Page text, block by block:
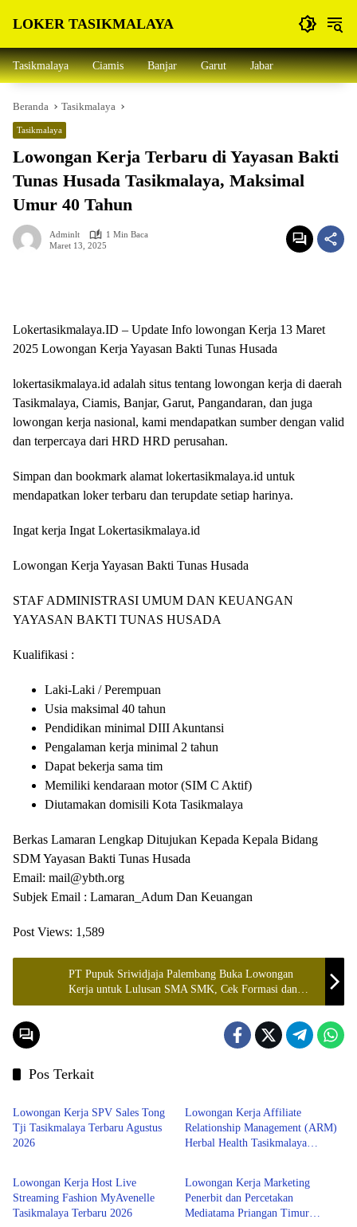
LOKER TASIKMALAYA
Lowongan
Kerja
dan
Sekitarna
Tasikmalaya Ciamis Banjar Garut Jabar
Beranda Tasikmalaya
Tasikmalaya
Lowongan Kerja Terbaru di Yayasan Bakti
Tunas Husada Tasikmalaya, Maksimal
Umur 40 Tahun
Adminlt
1 Min Baca
Maret 13, 2025
Lokertasikmalaya.ID – Update Info lowongan Kerja 13 Maret
2025 Lowongan Kerja Yayasan Bakti Tunas Husada
lokertasikmalaya.id adalah situs tentang lowongan kerja di daerah
Tasikmalaya, Ciamis, Banjar, Garut, Pangandaran, dan juga
lowongan kerja nasional, kami mendapatkan sumber dengan valid
dan terpercaya dari HRD HRD perusahan.
Simpan dan bookmark alamat lokertasikmalaya.id untuk
mendapatkan loker terbaru dan terupdate setiap harinya.
Ingat kerja Ingat Lokertasikmalaya.id
Lowongan Kerja Yayasan Bakti Tunas Husada
STAF ADMINISTRASI UMUM DAN KEUANGAN
YAYASAN BAKTI TUNAS HUSADA
Kualifikasi :
Laki-Laki / Perempuan
Usia maksimal 40 tahun
Pendidikan minimal DIII Akuntansi
Pengalaman kerja minimal 2 tahun
Dapat bekerja sama tim
Memiliki kendaraan motor (SIM C Aktif)
Diutamakan domisili Kota Tasikmalaya
Berkas Lamaran Lengkap Ditujukan Kepada Kepala Bidang
SDM Yayasan Bakti Tunas Husada
Email: mail@ybth.org
Subjek Email : Lamaran_Adum Dan Keuangan
Post Views: 1,589
PT Pupuk Sriwidjaja Palembang Buka Lowongan
Kerja untuk Lulusan SMA SMK, Cek Formasi dan
Persyaratannya
Pos Terkait
Tasikmalaya
Lowongan Kerja SPV Sales Tong
Tji Tasikmalaya Terbaru Agustus
2026
Lowongan Kerja Affiliate
Relationship Management (ARM)
Herbal Health Tasikmalaya
Tasikmalaya
Lowongan Kerja Host Live
Streaming Fashion MyAvenelle
Tasikmalaya Terbaru 2026
Tasikmalaya
Lowongan Kerja Marketing
Penerbit dan Percetakan
Mediatama Priangan Timur
LOWONGAN KERJA BANK